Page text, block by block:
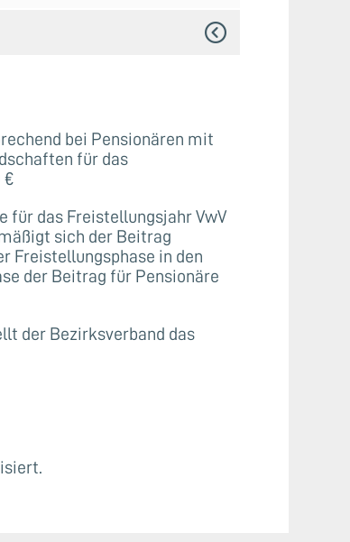
bei Pensionären mit
für das
€
für das Freistellungsjahr VwV
sich der Beitrag
Freistellungsphase in den
der Beitrag für Pensionäre
der Bezirksverband das